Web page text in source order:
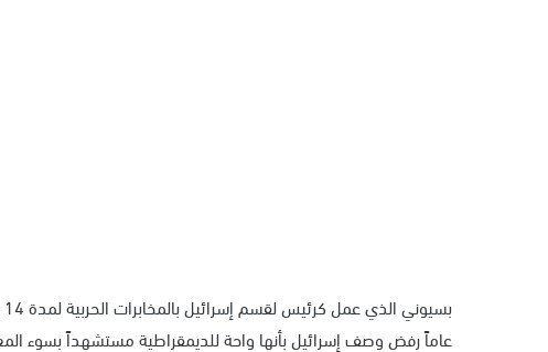
عاماً رفض وصف إسرائيل بأنها واحة للديمقراطية مستشهداً بسوء